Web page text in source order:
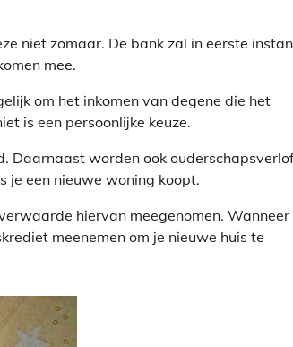
niet zomaar. De bank zal in eerste
mee.
om het inkomen van degene die het
is een persoonlijke keuze.
Daarnaast worden ook
je een nieuwe woning koopt.
hiervan meegenomen. Wanneer
meenemen om je nieuwe huis te